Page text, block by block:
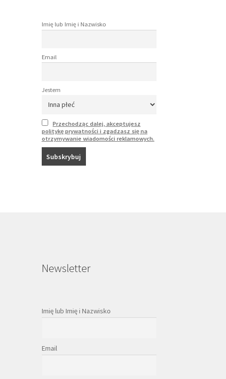
Imię lub Imię i Nazwisko
Email
Jestem
Przechodząc dalej, akceptujesz
politykę prywatności i zgadzasz się na
otrzymywanie wiadomości reklamowych.
Newsletter
Imię lub Imię i Nazwisko
Email